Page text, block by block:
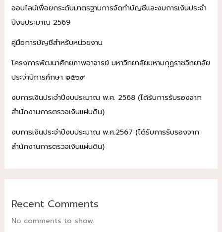
ออนไลน์เพื่อยกระดับมาตรฐานการจัดทำบัญชีและงบการเงินประจำ
ปีงบประมาณ 2569
คู่มือการบัญชีสำหรับหน่วยงาน
โครงการพัฒนาศักยภาพอาจารย์ มหาวิทยาลัยมหามกุฏราชวิทยาลัย
ประจำปีการศึกษา ๒๕๖๙
งบการเงินประจำปีงบประมาณ พ.ศ. 2568 (ได้รับการรับรองจาก
สำนักงานการตรวจเงินแผ่นดิน)
งบการเงินประจำปีงบประมาณ พ.ศ.2567 (ได้รับการรับรองจาก
สำนักงานการตรวจเงินแผ่นดิน)
Recent Comments
No comments to show.